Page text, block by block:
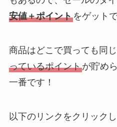
安値＋ポイントをゲット
商品はどこで買っても同
っているポイントが貯め
一番です！
以下のリンクをクリック